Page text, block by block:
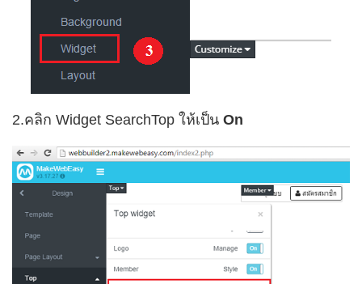
2.คลิก Widget SearchTop ให้เป็น On